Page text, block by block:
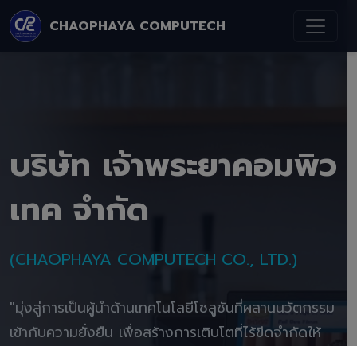
CHAOPHAYA COMPUTECH
บริษัท เจ้าพระยาคอมพิว
เทค จำกัด
(CHAOPHAYA COMPUTECH CO., LTD.)
"มุ่งสู่การเป็นผู้นำด้านเทคโนโลยีโซลูชันที่ผสานนวัตกรรม
เข้ากับความยั่งยืน เพื่อสร้างการเติบโตที่ไร้ขีดจำกัดให้